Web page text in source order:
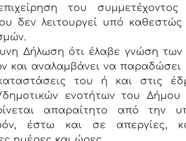
του συμμετέχοντος
δεν λειτουργεί υπό καθεστώς
Δήλωση ότι έλαβε γνώση των
και αναλαμβάνει να παραδώσει
του ή και στις
δημοτικών ενοτήτων του Δήμου
απαραίτητο από την
έστω και σε απεργίες,